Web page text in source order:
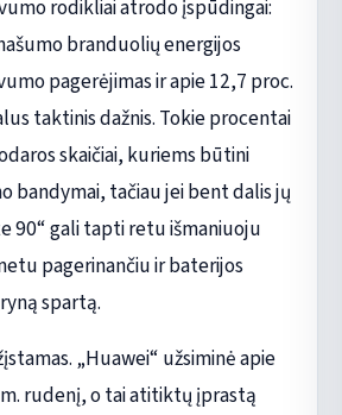
rodikliai atrodo įspūdingai:
branduolių energijos
pagerėjimas ir apie 12,7 proc.
taktinis dažnis. Tokie procentai
skaičiai, kuriems būtini
bandymai, tačiau jei bent dalis jų
90“ gali tapti retu išmaniuoju
pagerinančiu ir baterijos
spartą.
„Huawei“ užsiminė apie
rudenį, o tai atitiktų įprastą